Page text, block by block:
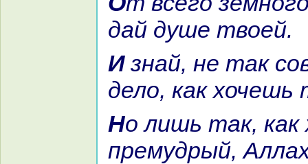
дай душе твоей.
И знaй, не так совершится
дело, как хочешь
Но лишь так, как хочет судья
премудрый,